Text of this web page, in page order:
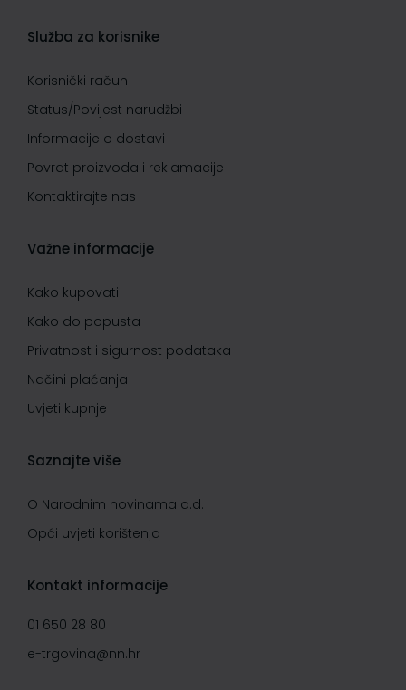
Služba za korisnike
Korisnički račun
Status/Povijest narudžbi
Informacije o dostavi
Povrat proizvoda i reklamacije
Kontaktirajte nas
Važne informacije
Kako kupovati
Kako do popusta
Privatnost i sigurnost podataka
Načini plaćanja
Uvjeti kupnje
Saznajte više
O Narodnim novinama d.d.
Opći uvjeti korištenja
Kontakt informacije
01 650 28 80
e-trgovina@nn.hr